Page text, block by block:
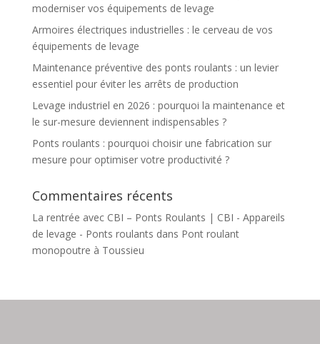
moderniser vos équipements de levage
Armoires électriques industrielles : le cerveau de vos
équipements de levage
Maintenance préventive des ponts roulants : un levier
essentiel pour éviter les arrêts de production
Levage industriel en 2026 : pourquoi la maintenance et
le sur-mesure deviennent indispensables ?
Ponts roulants : pourquoi choisir une fabrication sur
mesure pour optimiser votre productivité ?
Commentaires récents
La rentrée avec CBI – Ponts Roulants | CBI - Appareils
de levage - Ponts roulants dans Pont roulant
monopoutre à Toussieu